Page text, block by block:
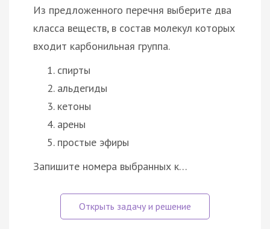
Из предложенного перечня выберите два
класса веществ, в состав молекул которых
входит карбонильная группа.
спирты
альдегиды
кетоны
арены
простые эфиры
Запишите номера выбранных к…